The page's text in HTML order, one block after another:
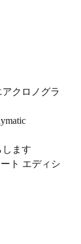
クロノグラ
ます
ト エディシ